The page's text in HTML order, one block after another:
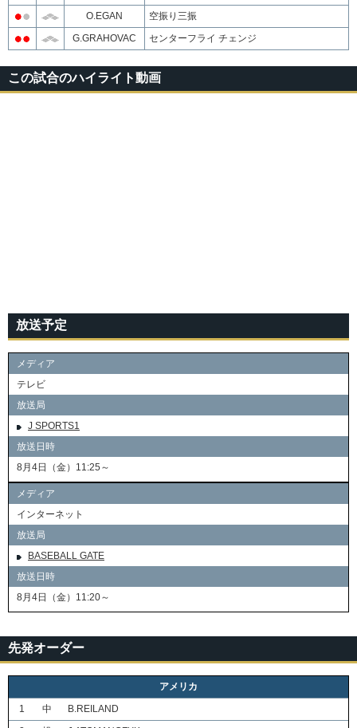
O.EGAN
空振り三振
G.GRAHOVAC
センターフライ チェンジ
この試合のハイライト動画
放送予定
メディア
テレビ
放送局
J SPORTS1
放送日時
8月4日（金）11:25～
メディア
インターネット
放送局
BASEBALL GATE
放送日時
8月4日（金）11:20～
先発オーダー
アメリカ
1
中
B.REILAND